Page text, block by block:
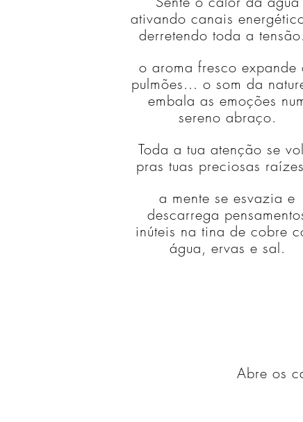
ativando canais
derretendo toda a
o aroma fresco expande
pulmões... o som da
embala as emoções
sereno abraço.
Toda a tua atenção se
pras tuas preciosas
a mente se esvazia e
descarrega
inúteis na tina de cobre
água, ervas e sal.
Abre os